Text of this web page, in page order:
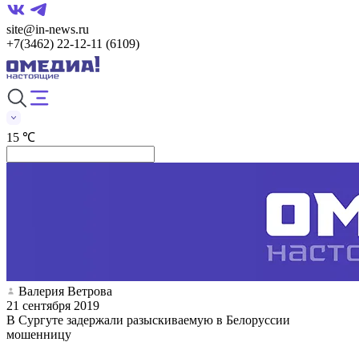
site@in-news.ru
+7(3462) 22-12-11 (6109)
15 ℃
Валерия Ветрова
21 сентября 2019
В Сургуте задержали разыскиваемую в Белоруссии
мошенницу